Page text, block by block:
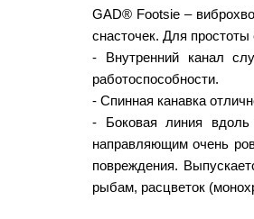
GAD® Footsie –
снасточек. Для
- Внутренний канал
работоспособности.
- Спинная канавка
- Боковая линия вдоль
направляющим очень
повреждения.
рыбам, расцветок